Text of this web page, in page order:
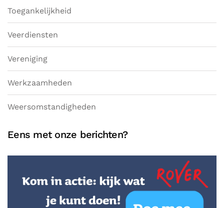
Toegankelijkheid
Veerdiensten
Vereniging
Werkzaamheden
Weersomstandigheden
Eens met onze berichten?